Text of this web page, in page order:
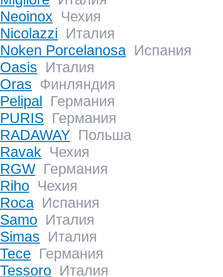
Neoinox Чехия
Nicolazzi Италия
Noken PorcelanosaИспания
Oasis Италия
Oras Финляндия
Pelipal Германия
PURIS Германия
RADAWAY Польша
Ravak Чехия
RGWГермания
Riho Чехия
RocaИспания
Samo Италия
Simas Италия
Tece Германия
Tessoro Италия